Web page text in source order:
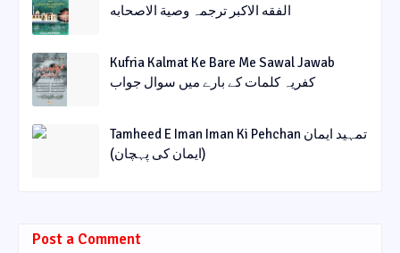
الفقه الاکبر ترجمہ وصیة الاصحابه
Kufria Kalmat Ke Bare Me Sawal Jawab
کفریہ کلمات کے بارے میں سوال جواب
Tamheed E Iman Iman Ki Pehchan تمہید ایمان
(ایمان کی پہچان)
Post a Comment